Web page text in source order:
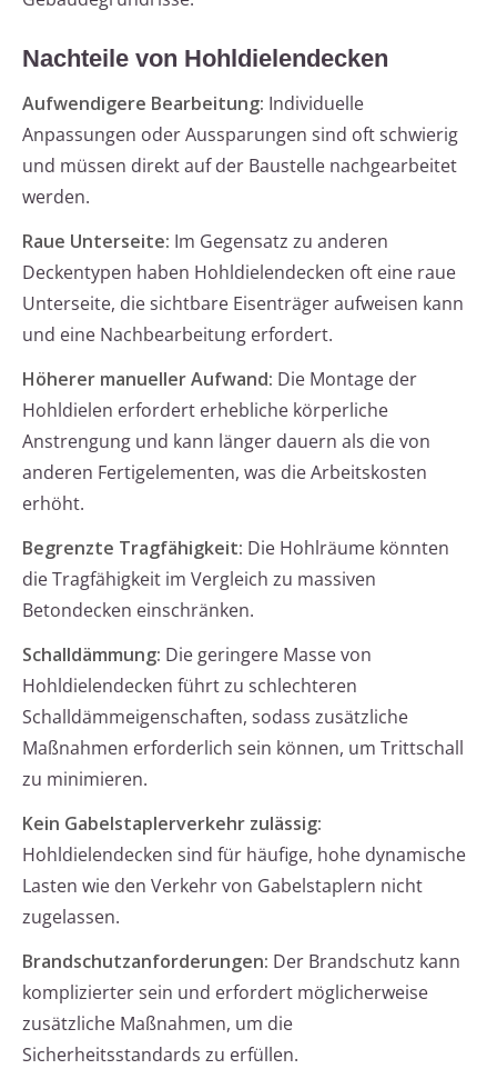
Nachteile von Hohldielendecken
Aufwendigere Bearbeitung: Individuelle
Anpassungen oder Aussparungen sind oft schwierig
und müssen direkt auf der Baustelle nachgearbeitet
werden.
Raue Unterseite: Im Gegensatz zu anderen
Deckentypen haben Hohldielendecken oft eine raue
Unterseite, die sichtbare Eisenträger aufweisen kann
und eine Nachbearbeitung erfordert.
Höherer manueller Aufwand: Die Montage der
Hohldielen erfordert erhebliche körperliche
Anstrengung und kann länger dauern als die von
anderen Fertigelementen, was die Arbeitskosten
erhöht.
Begrenzte Tragfähigkeit: Die Hohlräume könnten
die Tragfähigkeit im Vergleich zu massiven
Betondecken einschränken.
Schalldämmung: Die geringere Masse von
Hohldielendecken führt zu schlechteren
Schalldämmeigenschaften, sodass zusätzliche
Maßnahmen erforderlich sein können, um Trittschall
zu minimieren.
Kein Gabelstaplerverkehr zulässig:
Hohldielendecken sind für häufige, hohe dynamische
Lasten wie den Verkehr von Gabelstaplern nicht
zugelassen.
Brandschutzanforderungen: Der Brandschutz kann
komplizierter sein und erfordert möglicherweise
zusätzliche Maßnahmen, um die
Sicherheitsstandards zu erfüllen.